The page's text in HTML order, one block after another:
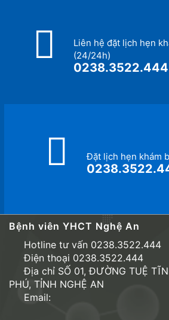
Liên hệ đặt lịch hẹn
(24/24h)
0238.3522.444
Đặt lịch hẹn khám
Bệnh viên YHCT Nghệ An
Hotline tư vấn 0238.3522.444
Điện thoại 0238.3522.444
Địa chỉ SỐ 01, ĐƯỜNG TUỆ
PHÚ, TỈNH NGHỆ AN
Email: